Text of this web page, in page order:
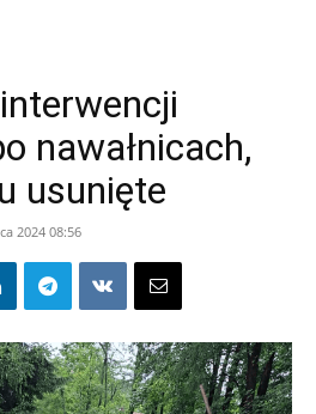
nawałnicach,
usunięte
2024 08:56